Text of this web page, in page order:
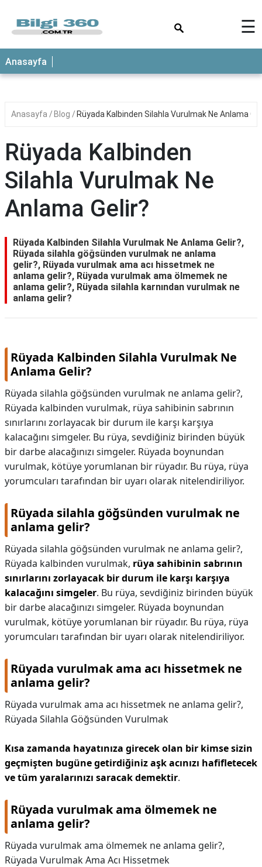
ANASAYFA
☰
Anasayfa
Anasayfa Blog Rüyada Kalbinden Silahla Vurulmak Ne Anlama
Rüyada Kalbinden
Silahla Vurulmak Ne
Anlama Gelir?
Rüyada Kalbinden Silahla Vurulmak Ne Anlama Gelir?,
Rüyada silahla göğsünden vurulmak ne anlama
gelir?, Rüyada vurulmak ama acı hissetmek ne
anlama gelir?, Rüyada vurulmak ama ölmemek ne
anlama gelir?, Rüyada silahla karnından vurulmak ne
anlama gelir?
Rüyada Kalbinden Silahla Vurulmak Ne
Anlama Gelir?
Rüyada silahla göğsünden vurulmak ne anlama gelir?,
Rüyada kalbinden vurulmak, rüya sahibinin sabrının
sınırlarını zorlayacak bir durum ile karşı karşıya
kalacağını simgeler. Bu rüya, sevdiğiniz birinden büyük
bir darbe alacağınızı simgeler. Rüyada boynundan
vurulmak, kötüye yorumlanan bir rüyadır. Bu rüya, rüya
yorumcuları tarafından bir uyarı olarak nitelendiriliyor.
Rüyada silahla göğsünden vurulmak ne
anlama gelir?
Rüyada silahla göğsünden vurulmak ne anlama gelir?,
Rüyada kalbinden vurulmak, rüya sahibinin sabrının
sınırlarını zorlayacak bir durum ile karşı karşıya
kalacağını simgeler. Bu rüya, sevdiğiniz birinden büyük
bir darbe alacağınızı simgeler. Rüyada boynundan
vurulmak, kötüye yorumlanan bir rüyadır. Bu rüya, rüya
yorumcuları tarafından bir uyarı olarak nitelendiriliyor.
Rüyada vurulmak ama acı hissetmek ne
anlama gelir?
Rüyada vurulmak ama acı hissetmek ne anlama gelir?,
Rüyada Silahla Göğsünden Vurulmak
Kısa zamanda hayatınıza girecek olan bir kimse sizin
geçmişten bugüne getirdiğiniz aşk acınızı hafifletecek
ve tüm yaralarınızı saracak demektir.
Rüyada vurulmak ama ölmemek ne
anlama gelir?
Rüyada vurulmak ama ölmemek ne anlama gelir?,
Rüyada Vurulmak Ama Acı Hissetmek